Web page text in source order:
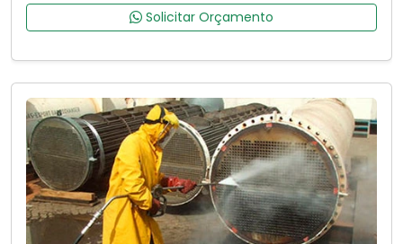
Solicitar Orçamento